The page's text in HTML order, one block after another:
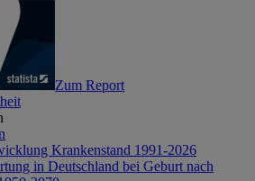
Zum Report
Krankenstand 1991-2026
in Deutschland bei Geburt nach